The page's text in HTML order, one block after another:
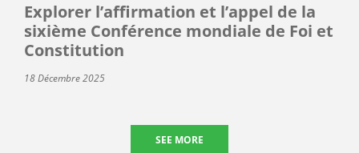
Explorer l’affirmation et l’appel de la
sixième Conférence mondiale de Foi et
Constitution
18 Décembre 2025
SEE MORE